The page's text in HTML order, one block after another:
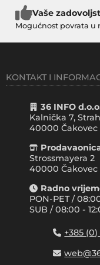
Vaše
Mogućnost povrata u
KONTAKT I
36 INFO
Kalnička 7,
40000 Čakovec
Strossmayera 2
40000 Čakovec
Radno
PON-PET /
SUB / 08:00 -
+385